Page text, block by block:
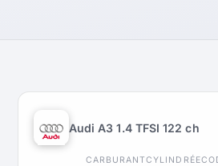
Audi A3 1.4 TFSI 122 ch
CARBURANTCYLINDRÉE